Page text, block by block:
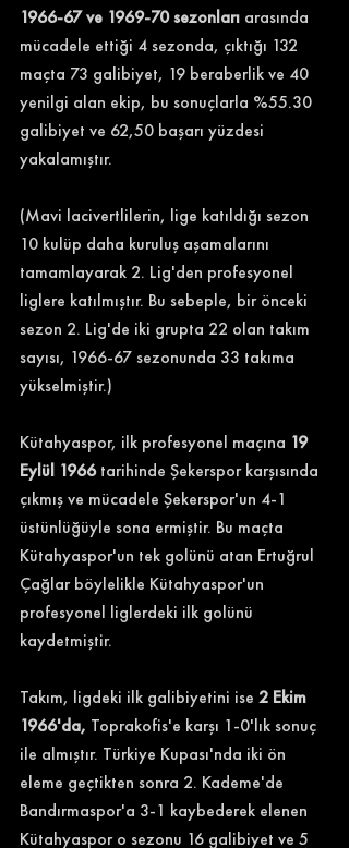
1966-67 ve 1969-70 sezonları arasında
mücadele ettiği 4 sezonda, çıktığı 132
maçta 73 galibiyet, 19 beraberlik ve 40
yenilgi alan ekip, bu sonuçlarla %55.30
galibiyet ve 62,50 başarı yüzdesi
yakalamıştır.
(Mavi lacivertlilerin, lige katıldığı sezon
10 kulüp daha kuruluş aşamalarını
tamamlayarak 2. Lig'den profesyonel
liglere katılmıştır. Bu sebeple, bir önceki
sezon 2. Lig'de iki grupta 22 olan takım
sayısı, 1966-67 sezonunda 33 takıma
yükselmiştir.)
Kütahyaspor, ilk profesyonel maçına 19
Eylül 1966 tarihinde Şekerspor karşısında
çıkmış ve mücadele Şekerspor'un 4-1
üstünlüğüyle sona ermiştir. Bu maçta
Kütahyaspor'un tek golünü atan Ertuğrul
Çağlar böylelikle Kütahyaspor'un
profesyonel liglerdeki ilk golünü
kaydetmiştir.
Takım, ligdeki ilk galibiyetini ise 2 Ekim
1966'da, Toprakofis'e karşı 1-0'lık sonuç
ile almıştır. Türkiye Kupası'nda iki ön
eleme geçtikten sonra 2. Kademe'de
Bandırmaspor'a 3-1 kaybederek elenen
Kütahyaspor o sezonu 16 galibiyet ve 5